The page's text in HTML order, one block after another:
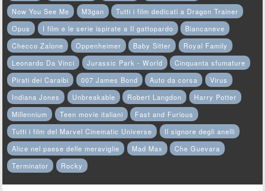
Now You See Me
M3gan
Tutti i film dedicati a Dragon Trainer
Opus
I film e le serie ispirate a Il gattopardo
Biancaneve
Checco Zalone
Oppenheimer Baby Sitter
Royal Family
Leonardo Da Vinci
Jurassic Park - World
Cinquanta sfumature
Pirati dei Caraibi
007 James Bond Auto da corsa
Virus
Indiana Jones
Unbreakable Robert Langdon
Harry Potter
Millennium
Teen movie italiani
Fast and Furious
Tutti i film del Marvel Cinematic Universe
Il signore degli anelli
Alice nel paese delle meraviglie
Mad Max
Che Guevara
Terminator
Rocky